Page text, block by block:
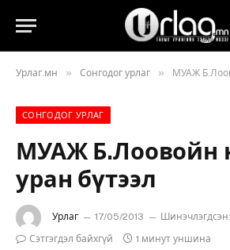
Урлаг.мн » Сонгодог урлаг » МУАЖ
СОНГОДОГ УРЛАГ
МУАЖ Б.Лоовойн
уран бүтээл
Урлаг 17/05/2013 Шинэчлэгдсэн:
Сэтгэгдэл байхгүй
1 минут уншина